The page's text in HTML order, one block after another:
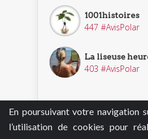
En poursuivant votre navigation
l’utilisation de cookies pour
1001histoires
447 #AvisPolar
La liseuse
403 #AvisPolar
Découvrir nos